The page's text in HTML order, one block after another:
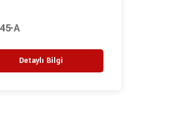
A
Detaylı Bilgi